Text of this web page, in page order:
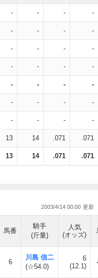
- - - -
- - - -
- - - -
- - - -
- - - -
- - - -
- - - -
13 14 .071 .071
13 14 .071 .071
2003/4/14 00:00
馬番
騎手
(斤量)
人気
(オッズ)
6
川島 信二
(☆54.0)
6
(12.1)